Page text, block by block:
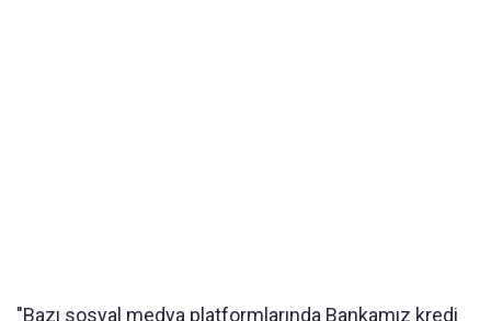
"Bazı sosyal medya platformlarında Bankamız kredi